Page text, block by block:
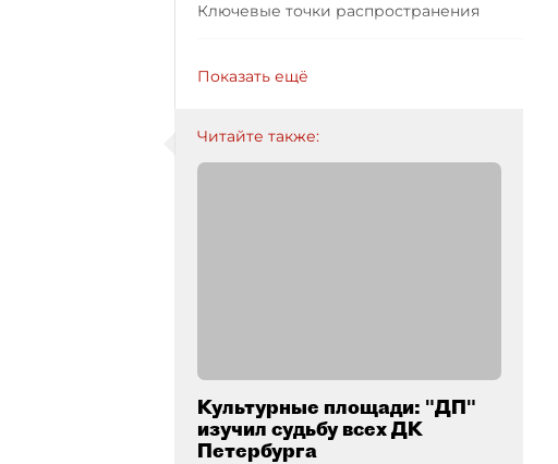
Ключевые точки распространения
Показать ещё
Читайте также:
Культурные площади: "ДП"
изучил судьбу всех ДК
Петербурга